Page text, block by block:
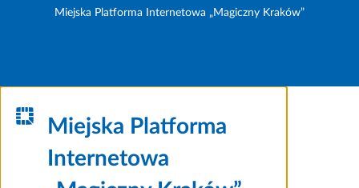
Miejska Platforma Internetowa „Magiczny Kraków”
Miejska Platforma
Internetowa